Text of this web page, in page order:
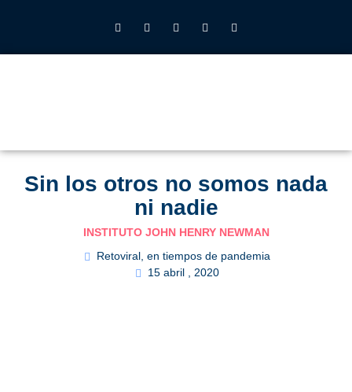
Sin los otros no somos nada
ni nadie
INSTITUTO JOHN HENRY NEWMAN
Retoviral, en tiempos de pandemia
15 abril , 2020